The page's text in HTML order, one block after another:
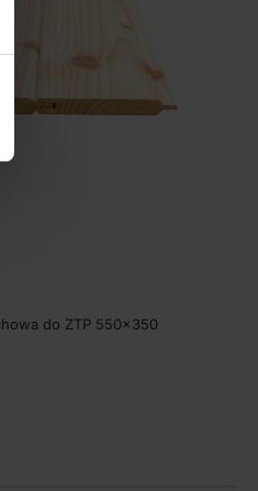
do ZTP 550×350